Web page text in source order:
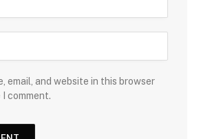
email, and website in this browser
comment.